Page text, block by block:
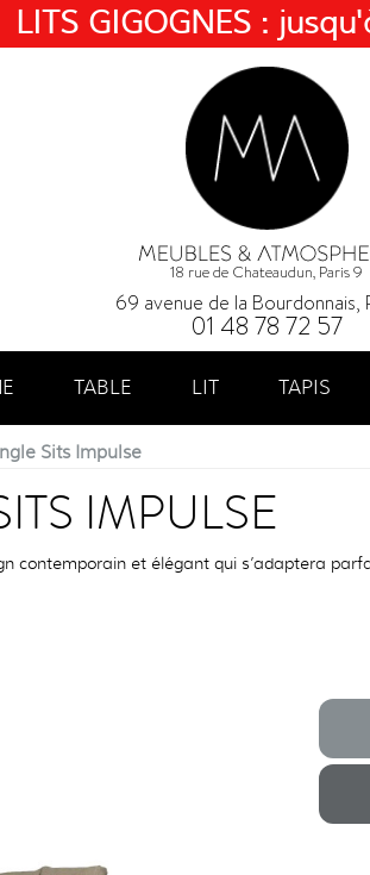
18 rue de Chateaudun, Paris 9
69 avenue de la Bourdonnais,
01 48 78 72 57
TABLE LIT TAPIS
Sits Impulse
IMPULSE
contemporain et élégant qui s’adaptera
LITS GIGOGNES :